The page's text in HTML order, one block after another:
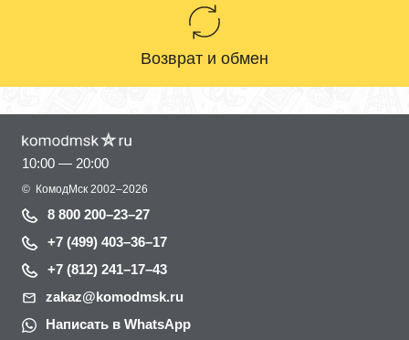
Возврат и обмен
10:00 — 20:00
© КомодМск 2002–2026
8 800 200–23–27
+7 (499) 403–36–17
+7 (812) 241–17–43
zakaz@komodmsk.ru
Написать в WhatsApp